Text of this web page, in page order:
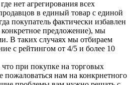
нет агрегирования всех
в единый товар с единой
покупатель фактически избавлен
конкретное предложение), мы
В таких случаях мы отбираем
с рейтингом от 4/5 и более 10
при покупке на торговых
нам на конкрнетного